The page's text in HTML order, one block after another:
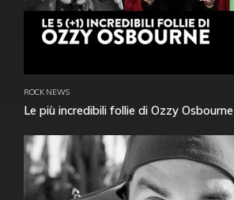
ROCK NEWS
Le più incredibili follie di Ozzy Osbourne